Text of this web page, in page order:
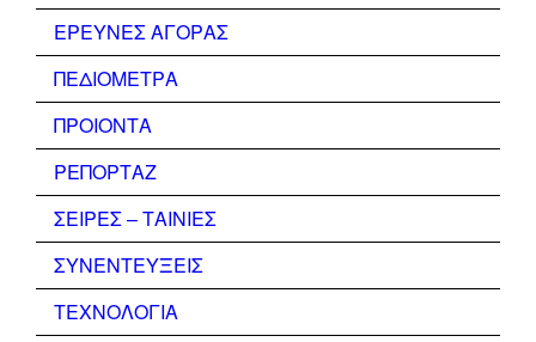
ΕΡΕΥΝΕΣ ΑΓΟΡΑΣ
ΠΕΔΙΟΜΕΤΡΑ
ΠΡΟΙΟΝΤΑ
ΡΕΠΟΡΤΑΖ
ΣΕΙΡΕΣ – ΤΑΙΝΙΕΣ
ΣΥΝΕΝΤΕΥΞΕΙΣ
ΤΕΧΝΟΛΟΓΙΑ